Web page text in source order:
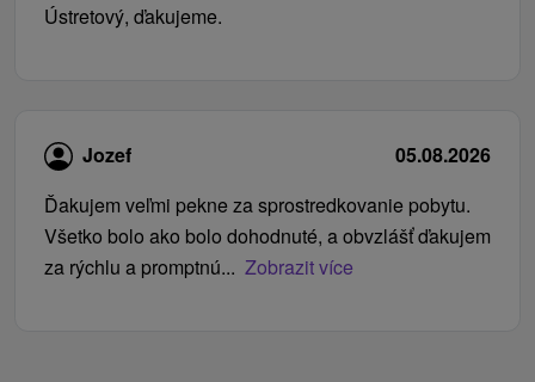
Ústretový, ďakujeme.
Jozef
05.08.2026
Ďakujem veľmi pekne za sprostredkovanie pobytu.
Všetko bolo ako bolo dohodnuté, a obvzlášť ďakujem
za rýchlu a promptnú... Zobrazit více